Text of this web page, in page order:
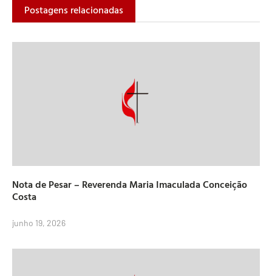
Postagens relacionadas
Nota de Pesar – Reverenda Maria Imaculada Conceição
Costa
junho 19, 2026